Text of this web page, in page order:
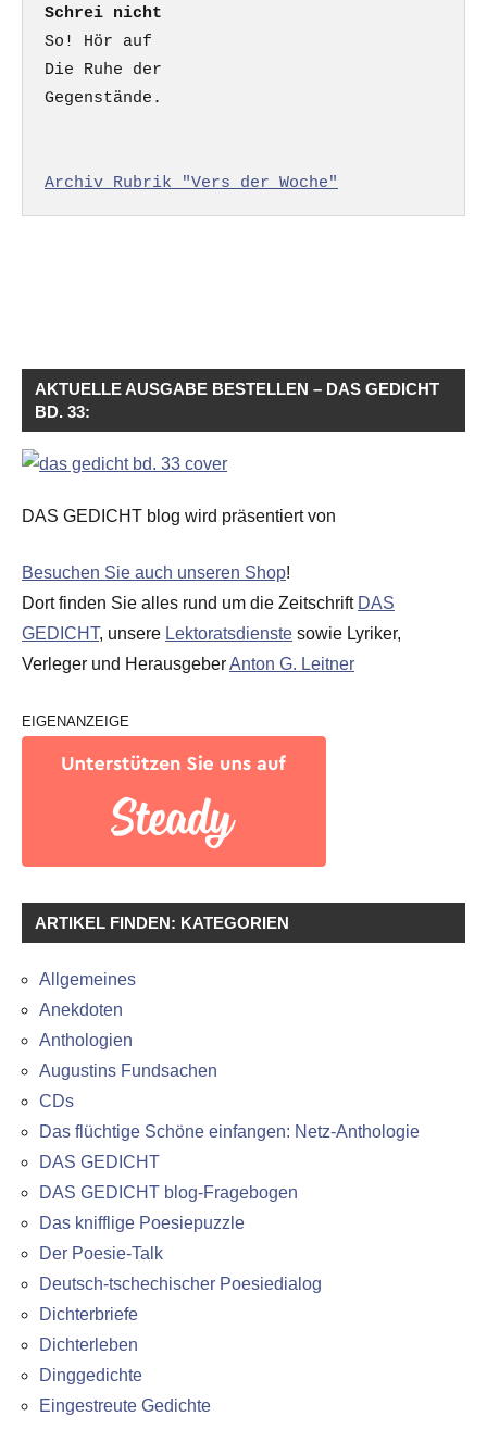
Schrei nicht
So! Hör auf
Die Ruhe der
Gegenstände.
Archiv Rubrik "Vers der Woche"
AKTUELLE AUSGABE BESTELLEN – DAS GEDICHT
BD. 33:
DAS GEDICHT blog wird präsentiert von
Besuchen Sie auch unseren Shop!
Dort finden Sie alles rund um die Zeitschrift DAS
GEDICHT, unsere Lektoratsdienste sowie Lyriker,
Verleger und HerausgeberAnton G. Leitner
EIGENANZEIGE
ARTIKEL FINDEN: KATEGORIEN
Allgemeines
Anekdoten
Anthologien
Augustins Fundsachen
CDs
Das flüchtige Schöne einfangen: Netz-Anthologie
DAS GEDICHT
DAS GEDICHT blog-Fragebogen
Das knifflige Poesiepuzzle
Der Poesie-Talk
Deutsch-tschechischer Poesiedialog
Dichterbriefe
Dichterleben
Dinggedichte
Eingestreute Gedichte